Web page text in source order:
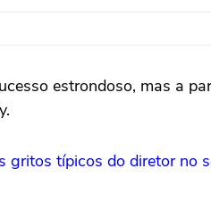
estrondoso, mas a
típicos do diretor no